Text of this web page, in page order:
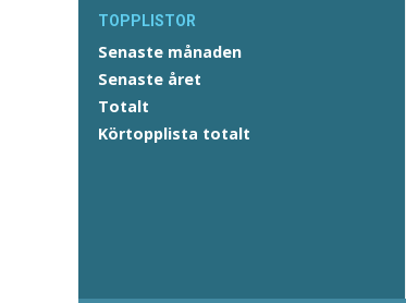
TOPPLISTOR
Senaste månaden
Senaste året
Totalt
Körtopplista totalt